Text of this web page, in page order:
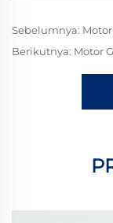
Sebelumnya: Motor Gear DC
Berikutnya: Motor Gear DC RS530